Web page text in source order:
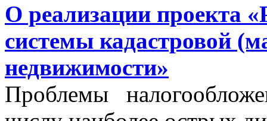
О реализации проекта
системы кадастровой
недвижимости»
Проблемы